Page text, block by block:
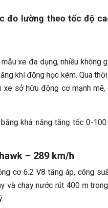
đo lường theo tốc độ
xe đa dụng, nhiều không
khí động học kém. Qua
xe sở hữu động cơ mạnh
khả năng tăng tốc 0-
– 289 km/h
cơ 6.2 V8 tăng áp, công
và chạy nước rút 400 m